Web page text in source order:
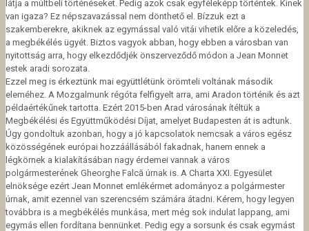
látja a múltbeli történéseket. Pedig azok csak egyféleképp történtek. Kinek
van igaza? Ez népszavazással nem dönthető el. Bízzuk ezt a
szakemberekre, akiknek az egymással való vitái vihetik előre a közeledés,
a megbékélés ügyét. Biztos vagyok abban, hogy ebben a városban van
nyitottság arra, hogy elkezdődjék önszerveződő módon a Jean Monnet
estek aradi sorozata.
Ezzel meg is érkeztünk mai együttlétünk örömteli voltának második
eleméhez. A Mozgalmunk régóta felfigyelt arra, ami Aradon történik és azt
példaértékűnek tartotta. Ezért 2015-ben Arad városának ítéltük a
Megbékélési és Együttműködési Díjat, amelyet Budapesten át is adtunk.
Úgy gondoltuk azonban, hogy a jó kapcsolatok nemcsak a város egész
közösségének európai hozzáállásából fakadnak, hanem ennek a
légkörnek a kialakításában nagy érdemei vannak a város
polgármesterének Gheorghe Falcă úrnak is. A Charta XXI. Egyesület
elnöksége ezért Jean Monnet emlékérmet adományoz a polgármester
úrnak, amit ezennel van szerencsém számára átadni. Kérem, hogy legyen
továbbra is a megbékélés munkása, mert még sok indulat lappang, ami
egymás ellen fordítana bennünket. Pedig egy a sorsunk és csak egymást